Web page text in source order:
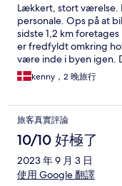
Lækkert, stort værelse.
personale. Ops på at
sidste 1,2 km
er fredfyldt omkring
være inde i byen igen.
byen, med kun få
kenny，2 晚旅行
旅客真實評論
10/10 好極了
2023 年 9 月 3 日
使用 Google 翻譯